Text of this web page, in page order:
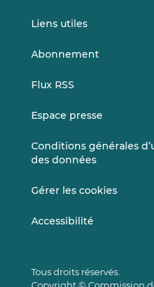
Liens utiles
Abonnement
Flux RSS
Espace presse
Conditions générales
des données
Gérer les cookies
Accessibilité
Tous droits réservés.